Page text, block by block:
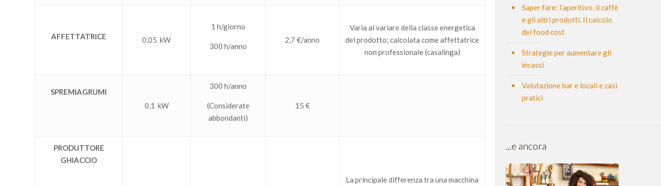
AFFETTATRICE 0,05 kW
1 h/giorno
300 h/anno
2,7 €/anno
Varia al variare della classe energetica
del prodotto; calcolata come affettatrice
non professionale (casalinga)
SPREMIAGRUMI
0,1 kW
300 h/anno
(Considerate
abbondanti)
15 €
PRODUTTORE
GHIACCIO
La principale differenza tra una macchina
Saper fare: l’aperitivo, il caffè
e gli altri prodotti. Il calcolo
del food cost
Strategie per aumentare gli
incassi
Valutazione bar e locali e casi
pratici
...e ancora